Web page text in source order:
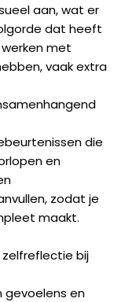
aan, wat er
dat heeft
met
vaak extra
die
en
zodat je
maakt.
bij
gevoelens en